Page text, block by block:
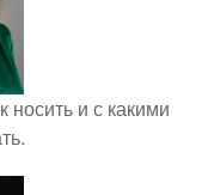
носить и с какими